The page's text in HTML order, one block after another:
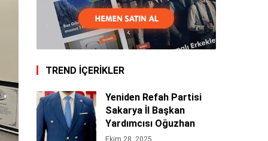
TREND İÇERİKLER
Yeniden Refah Partisi
Sakarya İl Başkan
Yardımcısı Oğuzhan
Tepe’den 29 Ekim
Ekim 28, 2025